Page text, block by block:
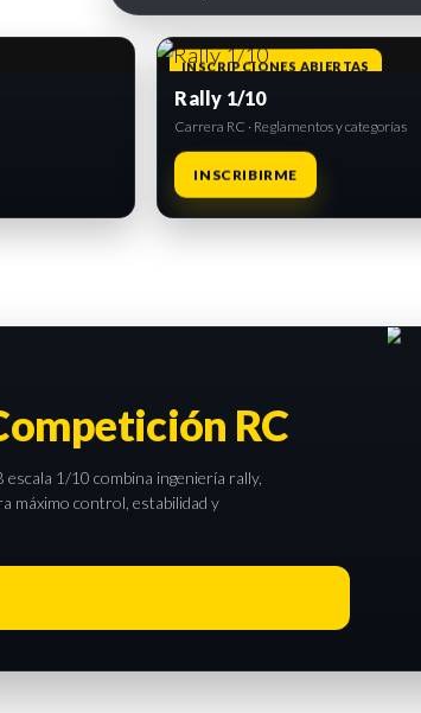
INSCRIPCIONES ABIERTAS
Rally 1/10
Carrera RC · Reglamentos y categorías
INSCRIBIRME
RC
escala 1/10 combina ingeniería rally,
máximo control, estabilidad y